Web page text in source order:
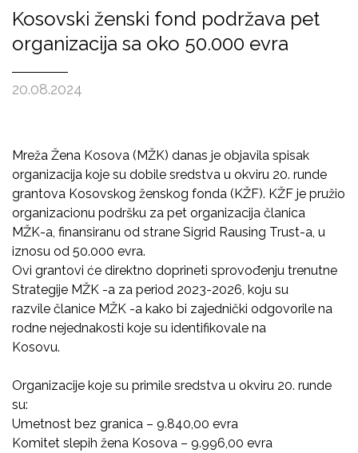
Kosovski ženski fond podržava pet
organizacija sa oko 50.000 evra
20.08.2024
Mreža Žena Kosova (MŽK) danas je objavila spisak
organizacija koje su dobile sredstva u okviru 20. runde
grantova Kosovskog ženskog fonda (KŽF). KŽF je pružio
organizacionu podršku za pet organizacija članica
MŽK-a, finansiranu od strane Sigrid Rausing Trust-a, u
iznosu od 50.000 evra.
Ovi grantovi će direktno doprineti sprovođenju trenutne
Strategije MŽK -a za period 2023-2026, koju su
razvile članice MŽK -a kako bi zajednički odgovorile na
rodne nejednakosti koje su identifikovale na
Kosovu.
Organizacije koje su primile sredstva u okviru 20. runde
su:
Umetnost bez granica – 9.840,00 evra
Komitet slepih žena Kosova – 9.996,00 evra